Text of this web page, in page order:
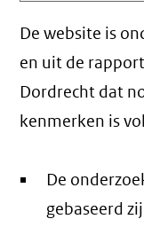
De website is
en uit de
Dordrecht dat
kenmerken is
De
gebaseerd